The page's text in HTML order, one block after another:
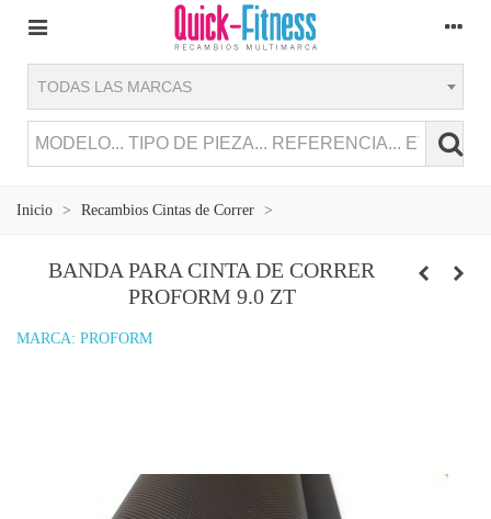
TODAS LAS MARCAS
Inicio > Recambios Cintas de Correr >
BANDA PARA CINTA DE CORRER
PROFORM 9.0 ZT
MARCA: PROFORM